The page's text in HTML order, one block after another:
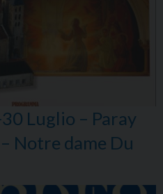
Luglio – Paray
Notre dame Du